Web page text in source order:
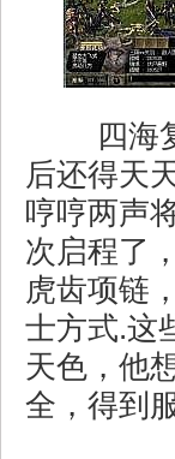
四海
后还得天
哼哼两声
次启程了
虎齿项链
士方式.这
天色，他
全，得到